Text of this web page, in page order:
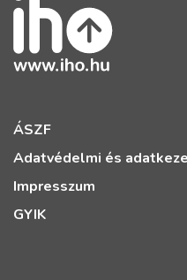
ÁSZF
Adatvédelmi és
Impresszum
GYIK